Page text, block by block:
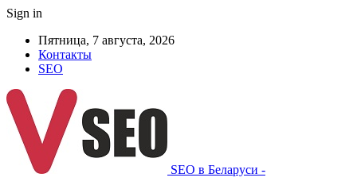
Sign in
Пятница, 7 августа, 2026
Контакты
SEO
SEO в Беларуси -